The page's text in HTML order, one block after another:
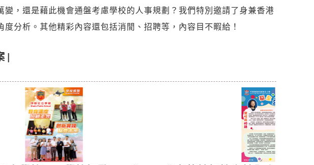
，還是藉此機會通盤考慮學校的人事規劃？我們特別邀請了身兼香港
分析。其他精彩內容還包括消閒、招聘等，內容目不睱給！
|